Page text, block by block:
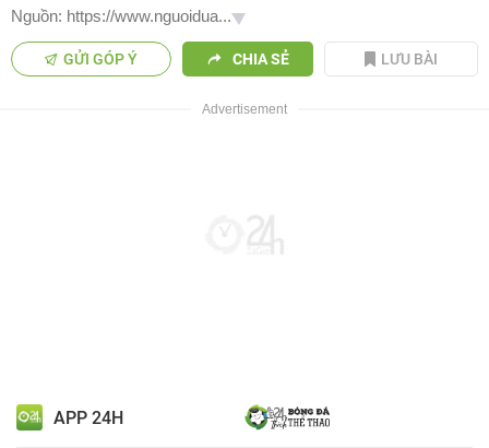
Nguồn: https://www.nguoidua...
GỬI GÓP Ý CHIA SẺ LƯU BÀI
APP 24H